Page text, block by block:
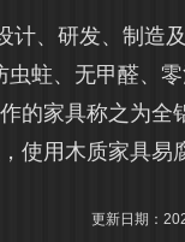
、研发、制造
蛀、无甲醛、
的家具称之为
使用木质家具易
更新日期：